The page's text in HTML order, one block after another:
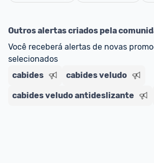
E lembre-se: você sempre pode
comunidade para tirar dúvidas ou
nossos Admins marcando
comentário ou através do Fale com
Outros alertas criados pela
Você receberá alertas de novas
selecionados
cabides
cabides veludo
cabides veludo antideslizante